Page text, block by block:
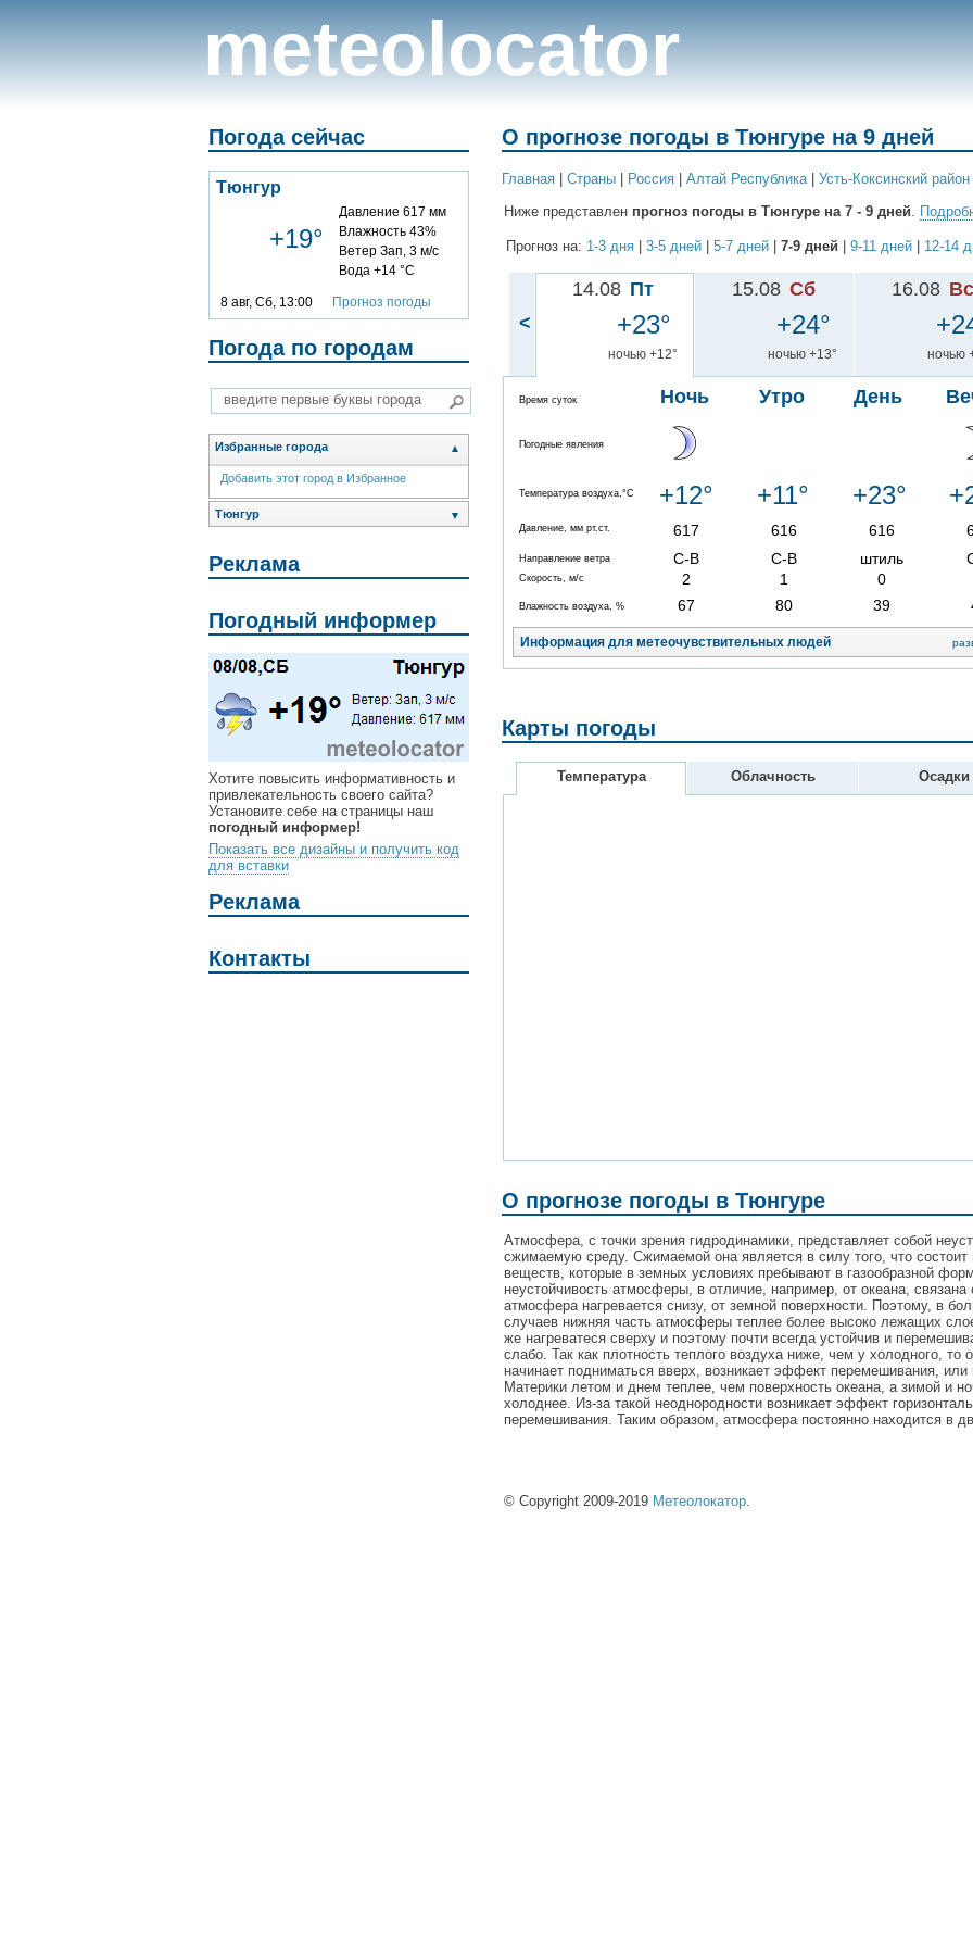
meteolocator
Погода сейчас
Тюнгур
+19°
Давление 617 мм
Влажность 43%
Ветер Зап, 3 м/с
Вода +14 °C
8 авг, Сб, 13:00 Прогноз погоды
Погода по городам
Избранные города ▲
Добавить этот город в Избранное
Тюнгур ▼
Реклама
Погодный информер
Хотите повысить информативность и
привлекательность своего сайта?
Установите себе на страницы наш
погодный информер!
Показать все дизайны и получить код
для вставки
Реклама
Контакты
О прогнозе погоды в Тюнгуре на 9 дней
Главная | Cтраны | Россия | Алтай Республика | Усть-Коксинский район
Ниже представлен прогноз погоды в Тюнгуре на 7 - 9 дней
Прогноз на: 1-3 дня | 3-5 дней | 5-7 дней | 7-9 дней | 9-11 дней | 12-14
<
14.08 Пт
+23°
ночью +12°
Время суток Ночь Утро День
Погодные явления
Температура воздуха,°C +12° +11° +23°
Давление, мм рт.ст. 617 616 616
Направление ветра С-В С-В штиль
Скорость, м/с 2 1 0
Влажность воздуха, % 67 80 39
Информация для метеочувствительных людей
15.08 Сб
+24°
ночью +13°
16.08 Вс
ночью
Карты погоды
Температура Облачность Осадки
О прогнозе погоды в Тюнгуре
Атмосфера, с точки зрения гидродинамики, представляет собой
сжимаемую среду. Сжимаемой она является в силу того, что состоит
веществ, которые в земных условиях пребывают в газообразной
неустойчивость атмосферы, в отличие, например, от океана, связана
атмосфера нагревается снизу, от земной поверхности. Поэтому, в
случаев нижняя часть атмосферы теплее более высоко лежащих
же нагреватеся сверху и поэтому почти всегда устойчив и
слабо. Так как плотность теплого воздуха ниже, чем у холодного, то
начинает подниматься вверх, возникает эффект перемешивания, или
Материки летом и днем теплее, чем поверхность океана, а зимой и
холоднее. Из-за такой неоднородности возникает эффект
перемешивания. Таким образом, атмосфера постоянно находится в
© Copyright 2009-2019 Метеолокатор